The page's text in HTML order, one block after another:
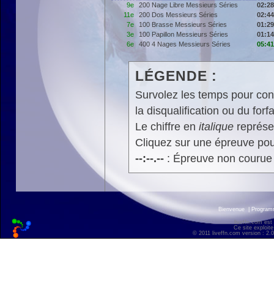
9e
200 Nage Libre Messieurs Séries
11e
200 Dos Messieurs Séries
7e
100 Brasse Messieurs Séries
3e
100 Papillon Messieurs Séries
6e
400 4 Nages Messieurs Séries
LÉGENDE :
Survolez les temps pour
la disqualification ou du
Le chiffre en italique
Cliquez sur une épreuve
--:--.--: Épreuve non
Bienvenue
liveffn.com est
Ce site
© 2011 liveffn.com version :